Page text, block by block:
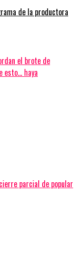
de la productora
el brote de
esto… haya
parcial de popular